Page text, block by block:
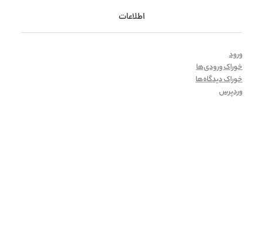
اطلاعات
ورود
خوراک ورودی‌ها
خوراک دیدگاه‌ها
وردپرس